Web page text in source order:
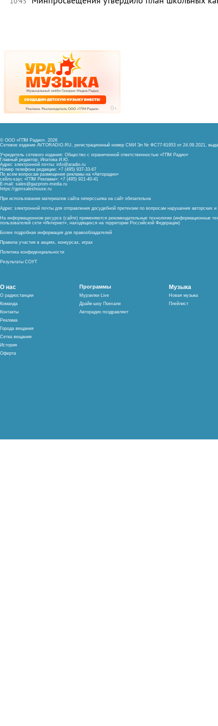
© ООО «ГПМ Радио», 2026
Сетевое издание AVTORADIO.RU, регистрационный номер СМИ Эл № ФС77-81953 от 24.09.2021,
Учредитель сетевого издания: Общество с ограниченной ответственностью «ГПМ Радио»
Главный редактор: Ипатова И.Ю.
Адрес электронной почты: info@aradio.ru
Номер телефона редакции: +7 (495) 937-33-67
По всем вопросам размещения рекламы на «Авторадио»
сейлз-хаус «ГПМ Реклама»: +7 (495) 921-40-41
E-mail: sales@gazprom-media.ru
https://gpmsaleshouse.ru
При использовании материалов сайта гиперссылка на сайт обязательна
Адрес электронной почты для отправления досудебной претензии по вопросам нарушения авторских
На информационном ресурсе (сайте) применяются рекомендательные технологии (информационные
пользователей сети «Интернет», находящихся на территории Российской Федерации)
Более подробная информация для правообладателей
Правила участия в акциях, конкурсах, играх
Политика конфиденциальности
Результаты СОУТ
О нас
О радиостанции
Команда
Контакты
Реклама
Города вещания
Сетка вещания
История
Оферта
Программы
Мурзилки Live
Драйв-шоу Поехали
Авторадио поздравляет
Музыка
Новая музыка
Плейлист